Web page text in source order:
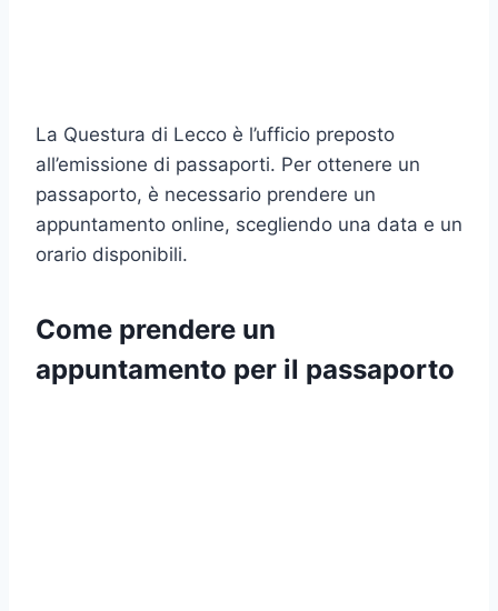
La Questura di Lecco è l’ufficio preposto
all’emissione di passaporti. Per ottenere un
passaporto, è necessario prendere un
appuntamento online, scegliendo una data e un
orario disponibili.
Come prendere un
appuntamento per il passaporto